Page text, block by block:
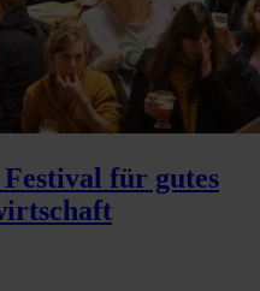
für gutes